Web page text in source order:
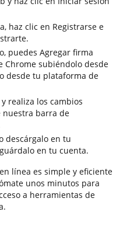
haz clic en Registrarse e
puedes Agregar firma
Chrome subiéndolo desde
desde tu plataforma de
realiza los cambios
nuestra barra de
descárgalo en tu
en tu cuenta.
línea es simple y eficiente
unos minutos para
a herramientas de